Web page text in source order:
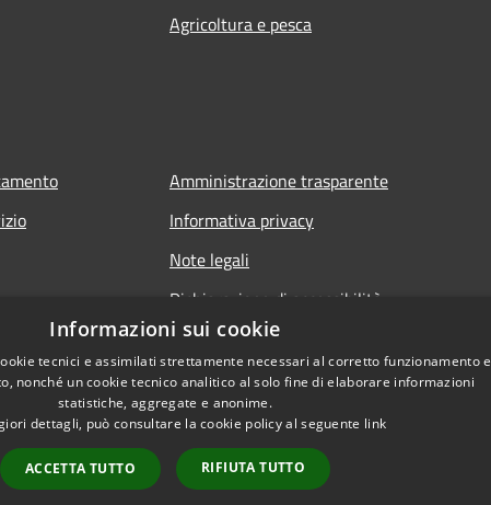
Agricoltura e pesca
Amministrazione trasparente
Informativa privacy
Note legali
Dichiarazione di accessibilità
Informazioni sui cookie
tecnici e assimilati strettamente necessari al corretto funzionamento e
nonché un cookie tecnico analitico al solo fine di elaborare informazioni
statistiche, aggregate e anonime.
dettagli, può consultare la cookie policy al seguente link
ACCETTA TUTTO RIFIUTA TUTTO